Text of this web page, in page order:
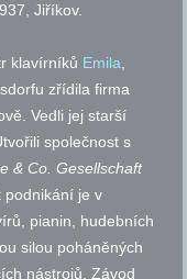
Jiříkov.
klavírníků Emila,
zřídila firma
Vedli jej starší
společnost s
& Co. Gesellschaft
podnikání je v
pianin, hudebních
silou poháněných
nástrojů. Závod